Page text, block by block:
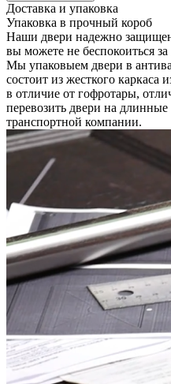
Доставка и упаковка
Упаковка в прочный короб
Наши двери надежно
вы можете не беспокоиться
Мы упаковыем двери в
состоит из жесткого каркаса
в отличие от гофротары,
перевозить двери на
транспортной компании.